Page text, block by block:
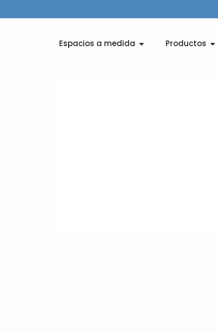
al
Espacios a medida Abrir Espacios a
Productos